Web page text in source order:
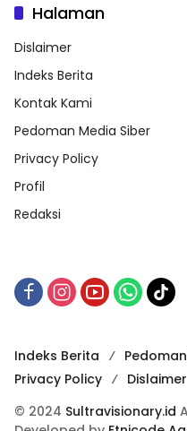
Halaman
Dislaimer
Indeks Berita
Kontak Kami
Pedoman Media Siber
Privacy Policy
Profil
Redaksi
Indeks Berita
Privacy Policy
Dislaimer
© 2024 Sultravisionary.id